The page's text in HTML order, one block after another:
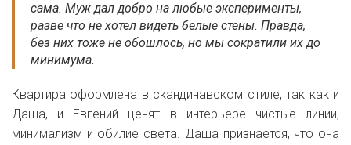
сама. Муж дал добро на любые эксперименты,
разве что не хотел видеть белые стены. Правда,
без них тоже не обошлось, но мы сократили их до
минимума.
Квартира оформлена в скандинавском стиле, так как и
Даша, и Евгений ценят в интерьере чистые линии,
минимализм и обилие света. Даша признается, что она